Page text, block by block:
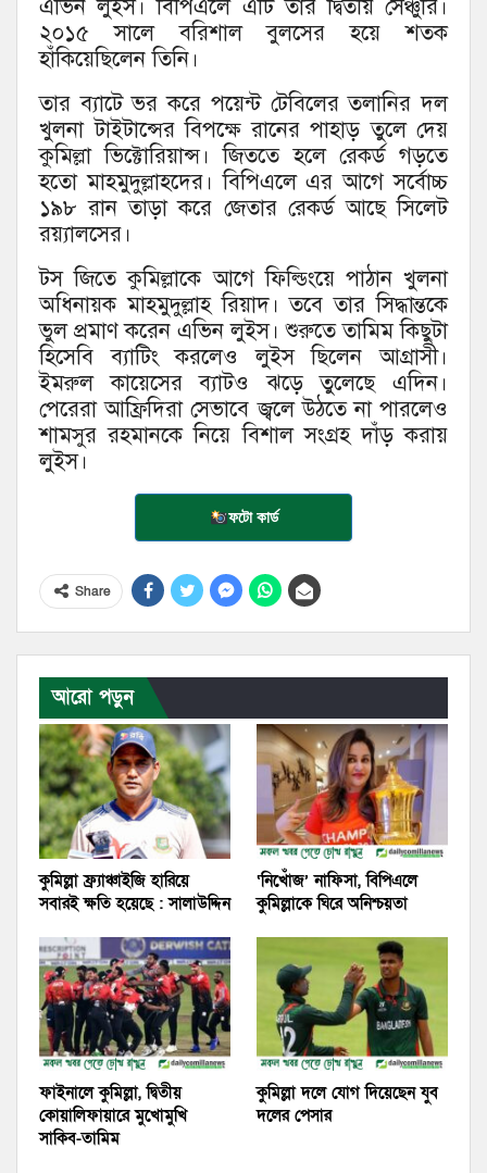
এভিন লুইস। বিপিএলে এটি তার দ্বিতীয় সেঞ্চুরি।
২০১৫ সালে বরিশাল বুলসের হয়ে শতক
হাঁকিয়েছিলেন তিনি।
তার ব্যাটে ভর করে পয়েন্ট টেবিলের তলানির দল
খুলনা টাইটান্সের বিপক্ষে রানের পাহাড় তুলে দেয়
কুমিল্লা ভিক্টোরিয়ান্স। জিততে হলে রেকর্ড গড়তে
হতো মাহমুদুল্লাহদের। বিপিএলে এর আগে সর্বোচ্চ
১৯৮ রান তাড়া করে জেতার রেকর্ড আছে সিলেট
রয়্যালসের।
টস জিতে কুমিল্লাকে আগে ফিল্ডিংয়ে পাঠান খুলনা
অধিনায়ক মাহমুদুল্লাহ রিয়াদ। তবে তার সিদ্ধান্তকে
ভুল প্রমাণ করেন এভিন লুইস। শুরুতে তামিম কিছুটা
হিসেবি ব্যাটিং করলেও লুইস ছিলেন আগ্রাসী।
ইমরুল কায়েসের ব্যাটও ঝড়ে তুলেছে এদিন।
পেরেরা আফ্রিদিরা সেভাবে জ্বলে উঠতে না পারলেও
শামসুর রহমানকে নিয়ে বিশাল সংগ্রহ দাঁড় করায়
লুইস।
ফটো কার্ড
Share
আরো পড়ুন
কুমিল্লা ফ্র্যাঞ্চাইজি হারিয়ে
সবারই ক্ষতি হয়েছে : সালাউদ্দিন
‘নিখোঁজ’ নাফিসা, বিপিএলে
কুমিল্লাকে ঘিরে অনিশ্চয়তা
ফাইনালে কুমিল্লা, দ্বিতীয়
কোয়ালিফায়ারে মুখোমুখি
সাকিব-তামিম
কুমিল্লা দলে যোগ দিয়েছেন যুব
দলের পেসার